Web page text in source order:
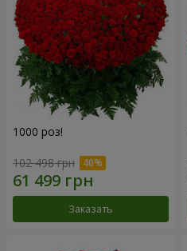
1000 роз!
102 498 грн
Заказать